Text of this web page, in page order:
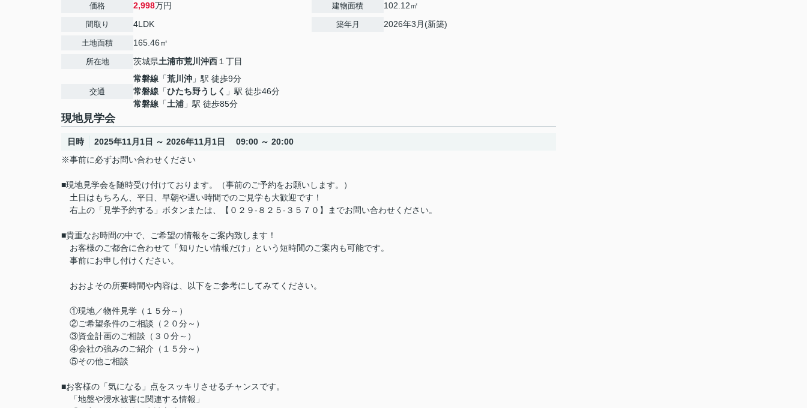
価格 2,998万円
間取り 4LDK
土地面積 165.46㎡
所在地 茨城県土浦市荒川沖西 １丁目
交通
常磐線 「荒川沖 」駅 徒歩9分
常磐線 「ひたち野うしく 」駅 徒歩46分
常磐線 「土浦 」駅 徒歩85分
建物面積 102.12㎡
築年月 2026年3月(新築)
現地見学会
日時
2025年11月1日 ～ 2026年11月1日 09:00 ～ 20:00
※事前に必ずお問い合わせください
■現地見学会を随時受け付けております。（事前のご予約をお願いします。）
土日はもちろん、平日、早朝や遅い時間でのご見学も大歓迎です！
右上の「見学予約する」ボタンまたは、【０２９-８２５-３５７０】までお問い合わせください。
■貴重なお時間の中で、ご希望の情報をご案内致します！
お客様のご都合に合わせて「知りたい情報だけ」という短時間のご案内も可能です。
事前にお申し付けください。
おおよその所要時間や内容は、以下をご参考にしてみてください。
①現地／物件見学（１５分～）
②ご希望条件のご相談（２０分～）
③資金計画のご相談（３０分～）
④会社の強みのご紹介（１５分～）
⑤その他ご相談
■お客様の「気になる」点をスッキリさせるチャンスです。
「地盤や浸水被害に関連する情報」